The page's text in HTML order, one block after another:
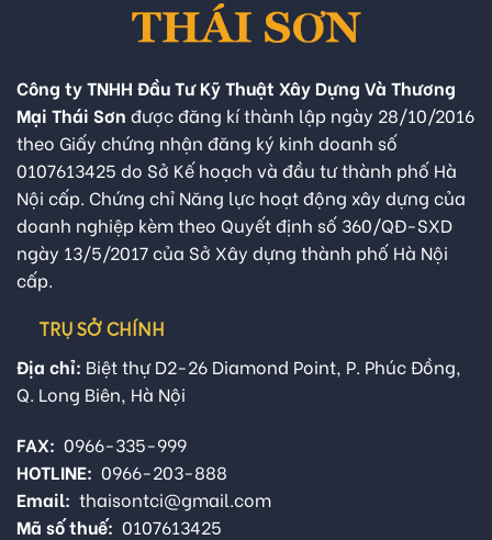
Công ty TNHH Đầu Tư Kỹ Thuật Xây Dựng Và Thương
Mại Thái Sơn được đăng kí thành lập ngày 28/10/2016
theo Giấy chứng nhận đăng ký kinh doanh số
0107613425 do Sở Kế hoạch và đầu tư thành phố Hà
Nội cấp. Chứng chỉ Năng lực hoạt động xây dựng của
doanh nghiệp kèm theo Quyết định số 360/QĐ-SXD
ngày 13/5/2017 của Sở Xây dựng thành phố Hà Nội
cấp.
TRỤ SỞ CHÍNH
Địa chỉ: Biệt thự D2-26 Diamond Point, P. Phúc Đồng,
Q. Long Biên, Hà Nội
FAX: 0966-335-999
HOTLINE: 0966-203-888
Email: thaisontci@gmail.com
Mã số thuế: 0107613425